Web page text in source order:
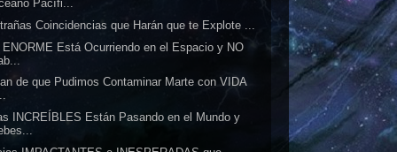
Pacífi...
Coincidencias que Harán que te Explote ...
ENORME Está Ocurriendo en el Espacio y NO
de que Pudimos Contaminar Marte con VIDA
INCREÍBLES Están Pasando en el Mundo y